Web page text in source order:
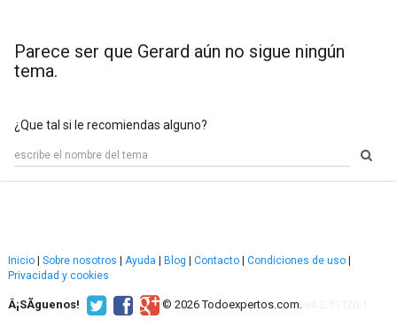
Parece ser que Gerard aún no sigue ningún
tema.
¿Que tal si le recomiendas alguno?
Inicio Sobre nosotros Ayuda Blog Contacto Condiciones de uso
Privacidad y cookies
Â¡SÃ­guenos! © 2026 Todoexpertos.com.